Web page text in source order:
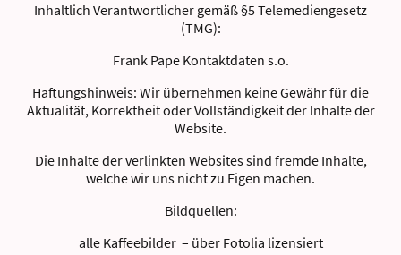
Inhaltlich Verantwortlicher gemäß §5 Telemediengesetz
(TMG):
Frank Pape Kontaktdaten s.o.
Haftungshinweis: Wir übernehmen keine Gewähr für die
Aktualität, Korrektheit oder Vollständigkeit der Inhalte der
Website.
Die Inhalte der verlinkten Websites sind fremde Inhalte,
welche wir uns nicht zu Eigen machen.
Bildquellen:
alle Kaffeebilder – über Fotolia lizensiert